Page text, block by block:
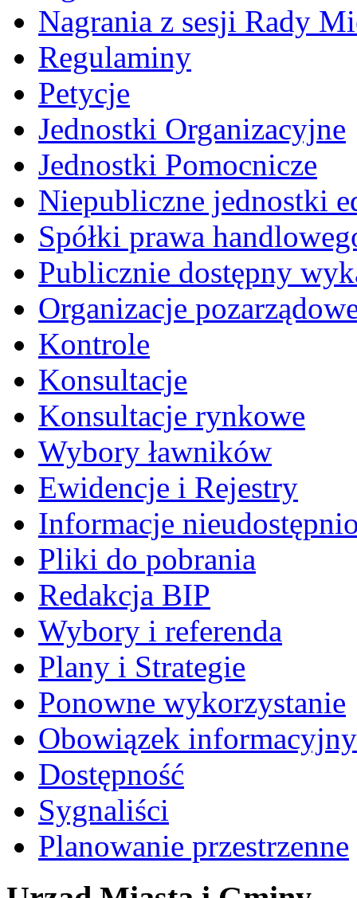
Nagrania z sesji Rady
Regulaminy
Petycje
Jednostki Organizacyjne
Jednostki Pomocnicze
Niepubliczne jednostki
Spółki prawa
Publicznie dostępny
Organizacje
Kontrole
Konsultacje
Konsultacje rynkowe
Wybory ławników
Ewidencje i Rejestry
Informacje
Pliki do pobrania
Redakcja BIP
Wybory i referenda
Plany i Strategie
Ponowne wykorzystanie
Obowiązek informacyjny
Dostępność
Sygnaliści
Planowanie przestrzenne